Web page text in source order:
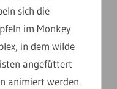
sich die
im Monkey
in dem wilde
angefüttert
animiert werden.